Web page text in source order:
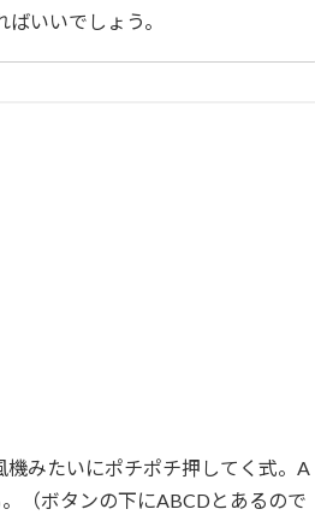
いいでしょう。
みたいにポチポチ押してく式。A
（ボタンの下にABCDとあるので